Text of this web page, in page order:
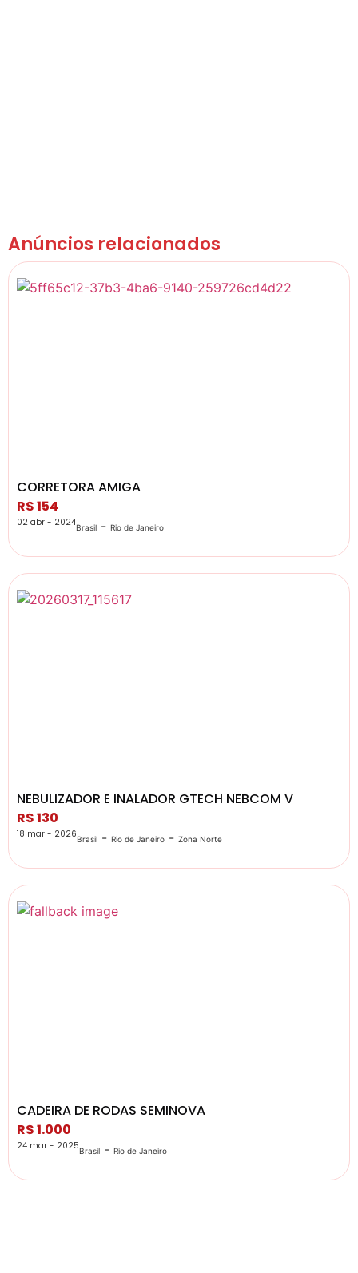
Anúncios relacionados
CORRETORA AMIGA
R$ 154
02 abr - 2024Brasil - Rio de Janeiro
NEBULIZADOR E INALADOR GTECH NEBCOM V
R$ 130
18 mar - 2026Brasil - Rio de Janeiro - Zona Norte
CADEIRA DE RODAS SEMINOVA
R$ 1.000
24 mar - 2025Brasil - Rio de Janeiro